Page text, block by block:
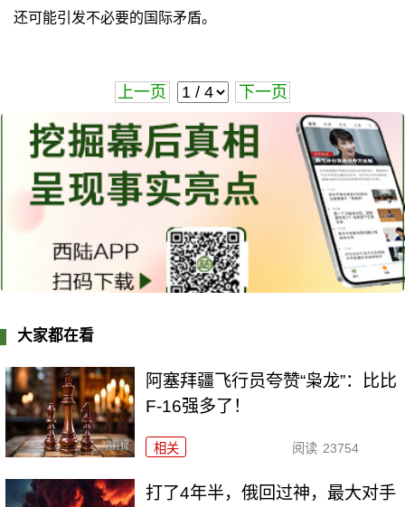
还可能引发不必要的国际矛盾。
上一页 下一页
大家都在看
阿塞拜疆飞行员夸赞“枭龙”：比比
F-16强多了！
相关 阅读 23754
打了4年半，俄回过神，最大对手